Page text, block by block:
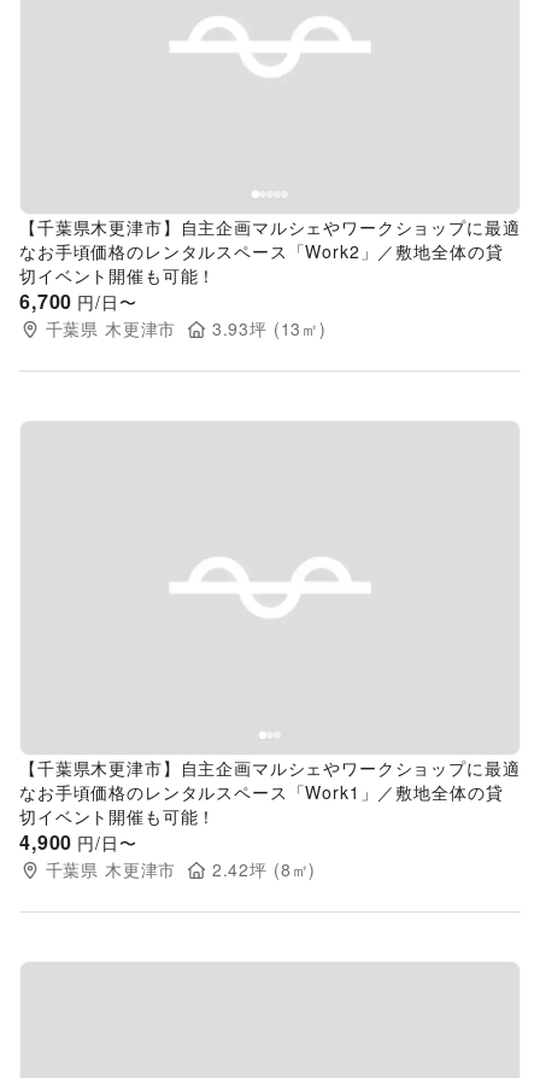
Previous slide
【千葉県木更津市】自主企画マルシェやワークショップに最適
なお手頃価格のレンタルスペース「Work2」／敷地全体の貸
切イベント開催も可能！
6,700 円/日〜
千葉県 木更津市 3.93坪 (13 ㎡)
Previous slide
【千葉県木更津市】自主企画マルシェやワークショップに最適
なお手頃価格のレンタルスペース「Work1」／敷地全体の貸
切イベント開催も可能！
4,900 円/日〜
千葉県 木更津市 2.42坪 (8 ㎡)